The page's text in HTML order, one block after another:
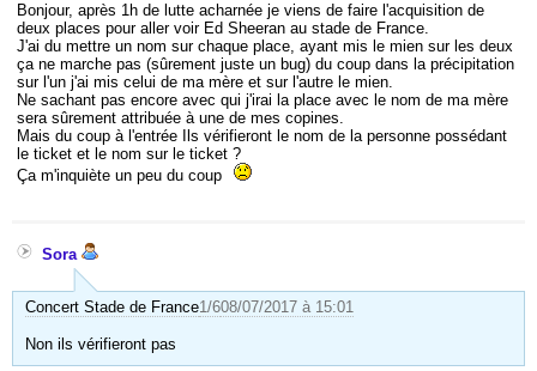
Bonjour, après 1h de lutte acharnée je viens de faire l'acquisition de
deux places pour aller voir Ed Sheeran au stade de France.
J'ai du mettre un nom sur chaque place, ayant mis le mien sur les deux
ça ne marche pas (sûrement juste un bug) du coup dans la précipitation
sur l'un j'ai mis celui de ma mère et sur l'autre le mien.
Ne sachant pas encore avec qui j'irai la place avec le nom de ma mère
sera sûrement attribuée à une de mes copines.
Mais du coup à l'entrée Ils vérifieront le nom de la personne possédant
le ticket et le nom sur le ticket ?
Ça m'inquiète un peu du coup
Sora
Concert Stade de France1/608/07/2017 à 15:01
Non ils vérifieront pas